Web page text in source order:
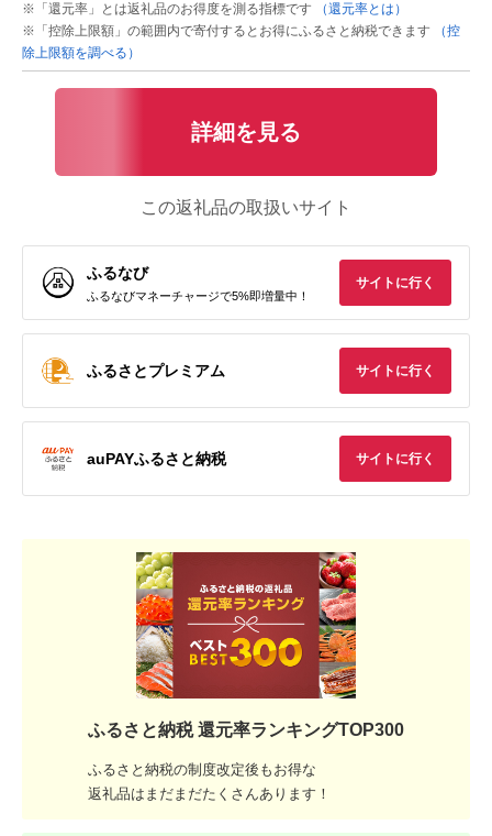
※「還元率」とは返礼品のお得度を測る指標です
（還元率とは）
※「控除上限額」の範囲内で寄付するとお得にふるさと納税できます
（控
除上限額を調べる）
詳細を見る
この返礼品の取扱いサイト
ふるなび
ふるなびマネーチャージで5%即増量中！
サイトに行く
ふるさとプレミアム サイトに行く
auPAYふるさと納税 サイトに行く
ふるさと納税 還元率ランキングTOP300
ふるさと納税の制度改定後もお得な
返礼品はまだまだたくさんあります！